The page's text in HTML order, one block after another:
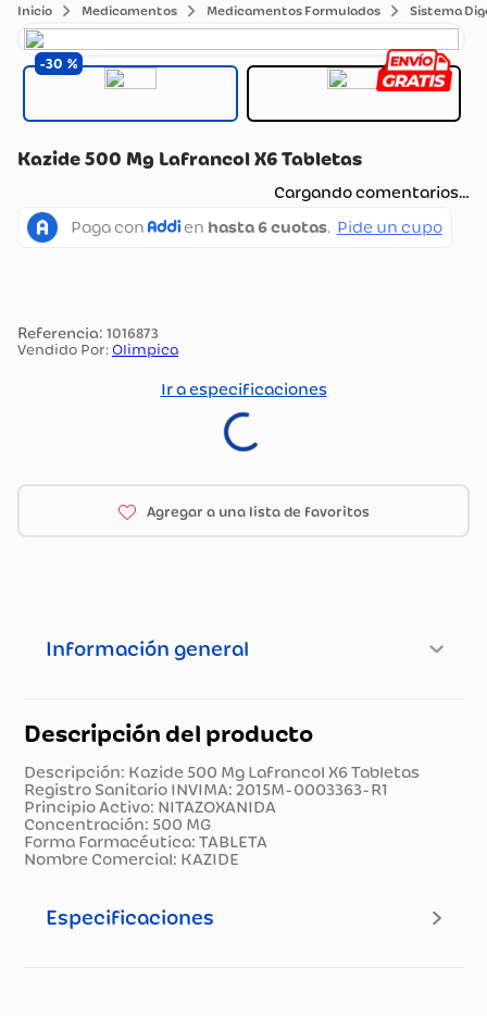
Medicamentos Medicamentos Formulados Sistema
30
Kazide 500 Mg Lafrancol X6 Tabletas
Cargando comentarios…
: 1016873
Vendido Por: Olimpica
Ir a especificaciones
Información general
Descripción del producto
Descripción: Kazide 500 Mg Lafrancol X6 Tabletas
Registro Sanitario INVIMA: 2015M-0003363-R1
Principio Activo: NITAZOXANIDA
Concentración: 500 MG
Forma Farmacéutica: TABLETA
Nombre Comercial: KAZIDE
Especificaciones